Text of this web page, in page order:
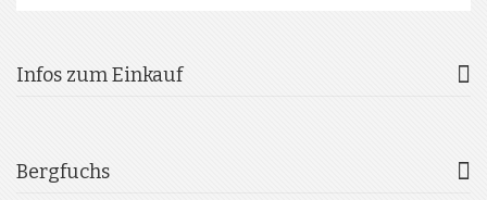
Infos zum Einkauf
Bergfuchs